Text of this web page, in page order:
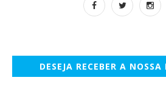
DESEJA RECEBER A